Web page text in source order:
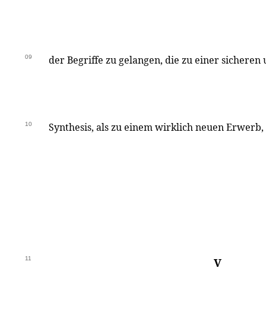
09 der Begriffe zu gelangen, die zu einer sicheren
10 Synthesis, als zu einem wirklich neuen
11 V